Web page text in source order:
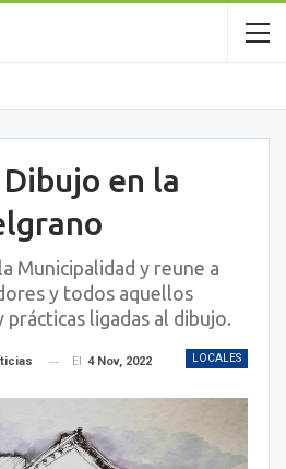
en la
Municipalidad y reune a
y todos aquellos
prácticas ligadas al dibujo.
LOCALES
El 4 Nov, 2022